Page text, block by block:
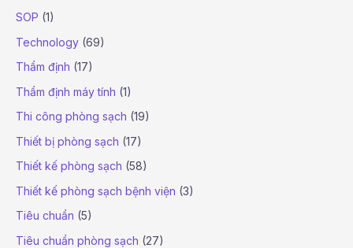
SOP (1)
Technology (69)
Thẩm định (17)
Thẩm định máy tính (1)
Thi công phòng sạch (19)
Thiết bị phòng sạch (17)
Thiết kế phòng sạch (58)
Thiết kế phòng sạch bệnh viện (3)
Tiêu chuẩn (5)
Tiêu chuẩn phòng sạch (27)